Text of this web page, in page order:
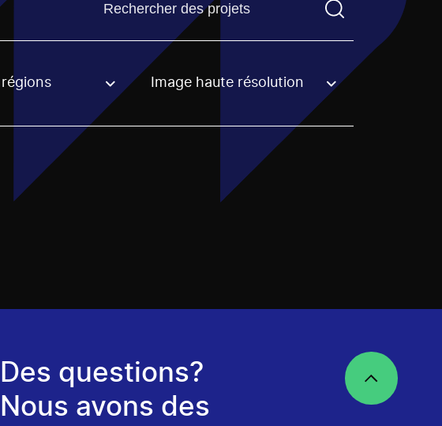
Trouvez un projetVous devez saisir un terme de
selecting an option.
régions Image haute résolution
Des questions?
Nous avons des